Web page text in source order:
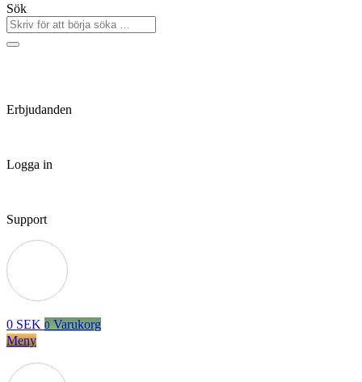
Sök
Erbjudanden
Logga in
Support
0 SEK 0 Varukorg
Meny